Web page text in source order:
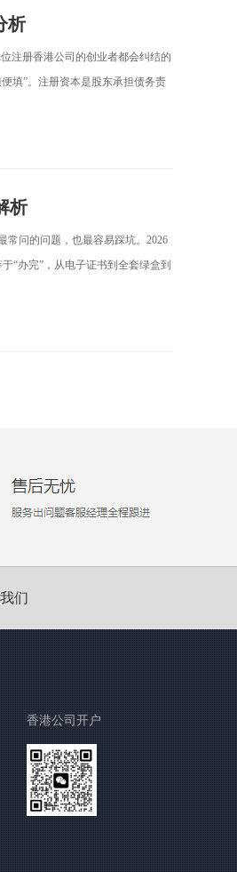
析
注册香港公司的创业者都会纠结的
填”。注册资本是股东承担债务责
析
常问的问题，也最容易踩坑。2026
“办完”，从电子证书到全套绿盒到
们
香港公司开户